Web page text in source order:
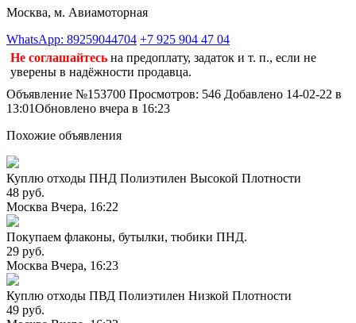
Москва, м. Авиамоторная
WhatsApp: 89259044704 +7 925 904 47 04
Не соглашайтесь на предоплату, задаток и т. п., если не
уверены в надёжности продавца.
Объявление №153700 Просмотров: 546 Добавлено 14-02-22 в
13:01Обновлено вчера в 16:23
Похожие объявления
Куплю отходы ПНД Полиэтилен Высокой Плотности
48 руб.
Москва Вчера, 16:22
Покупаем флаконы, бутылки, тюбики ПНД.
29 руб.
Москва Вчера, 16:23
Куплю отходы ПВД Полиэтилен Низкой Плотности
49 руб.